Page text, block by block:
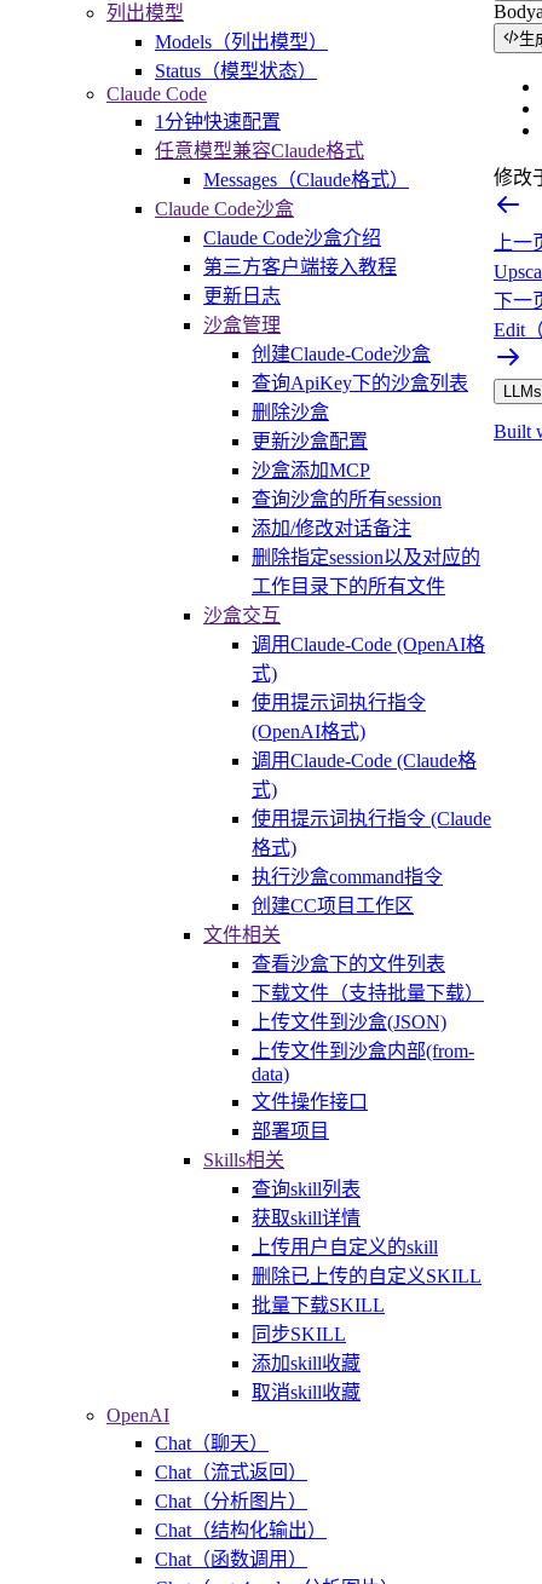
列出模型
Models（列出模型）
Status（模型状态）
Claude Code
1分钟快速配置
任意模型兼容Claude格式
Messages（Claude格式）
Claude Code沙盒
Claude Code沙盒介绍
第三方客户端接入教程
更新日志
沙盒管理
创建Claude-Code沙盒
查询ApiKey下的沙盒列表
删除沙盒
更新沙盒配置
沙盒添加MCP
查询沙盒的所有session
添加/修改对话备注
删除指定session以及对应的
工作目录下的所有文件
沙盒交互
调用Claude-Code (OpenAI格
式)
使用提示词执行指令
(OpenAI格式)
调用Claude-Code (Claude格
式)
使用提示词执行指令 (Claude
格式)
执行沙盒command指令
创建CC项目工作区
文件相关
查看沙盒下的文件列表
下载文件（支持批量下载）
上传文件到沙盒(JSON)
上传文件到沙盒内部(from-
data)
文件操作接口
部署项目
Skills相关
查询skill列表
获取skill详情
上传用户自定义的skill
删除已上传的自定义SKILL
批量下载SKILL
同步SKILL
添加skill收藏
取消skill收藏
OpenAI
Chat（聊天）
Chat（流式返回）
Chat（分析图片）
Chat（结构化输出）
Chat（函数调用）
Body
生
修改
上一
下一
Edit
Built